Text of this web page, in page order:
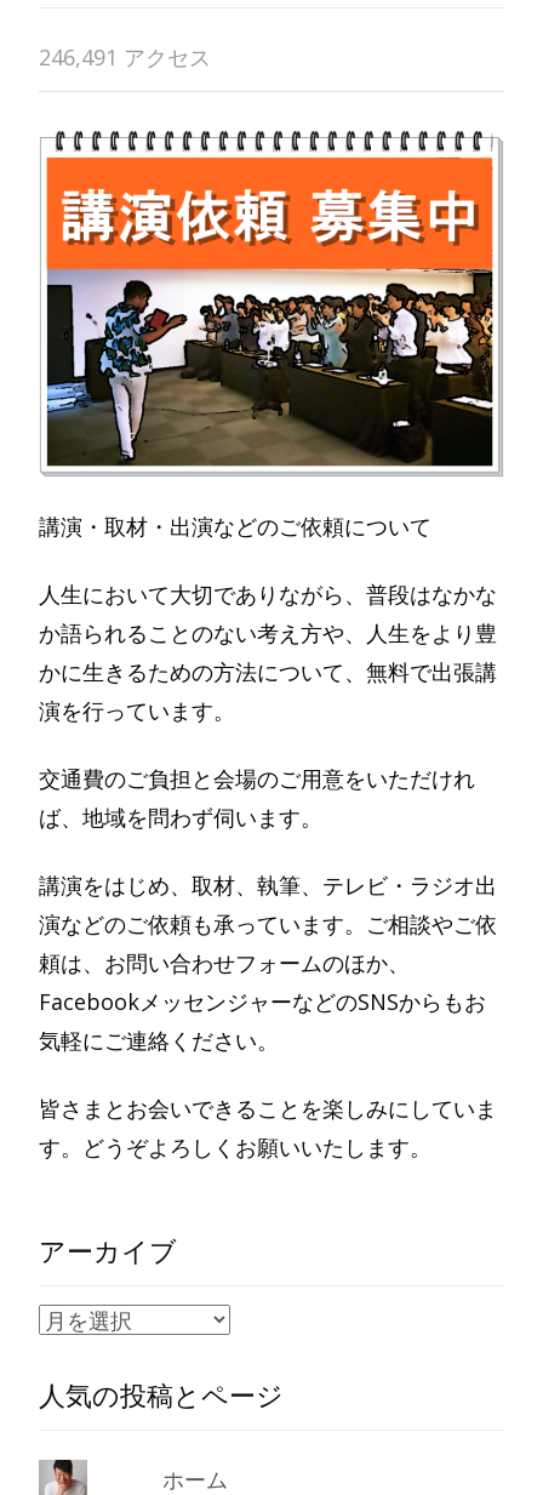
246,491 アクセス
講演・取材・出演などのご依頼について
人生において大切でありながら、普段はなかな
か語られることのない考え方や、人生をより豊
かに生きるための方法について、無料で出張講
演を行っています。
交通費のご負担と会場のご用意をいただけれ
ば、地域を問わず伺います。
講演をはじめ、取材、執筆、テレビ・ラジオ出
演などのご依頼も承っています。ご相談やご依
頼は、お問い合わせフォームのほか、
FacebookメッセンジャーなどのSNSからもお
気軽にご連絡ください。
皆さまとお会いできることを楽しみにしていま
す。どうぞよろしくお願いいたします。
アーカイブ
ア
カ
イ
ブ
人気の投稿とページ
ホーム